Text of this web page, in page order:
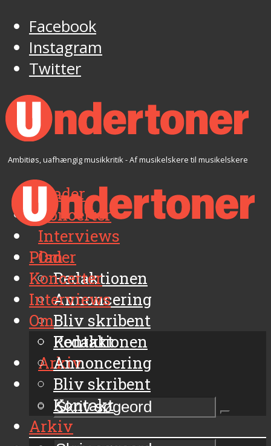
Facebook
Instagram
Twitter
Ambitiøs, uafhængig musikkritik - Af musikelskere til musikelskere
Plader
Koncerter
Interviews
Om
Redaktionen
Annoncering
Bliv skribent
Kontakt
Arkiv
Plader
Koncerter
Interviews
Om
Redaktionen
Annoncering
Bliv skribent
Kontakt
Arkiv